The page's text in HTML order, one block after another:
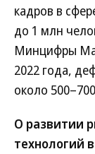
кадров в
до 1 млн
Минцифры
2022 года,
около
О развитии
технологий